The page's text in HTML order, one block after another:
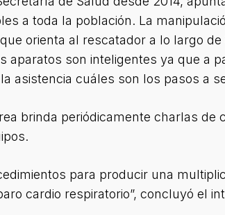
a toda la población. La
orienta al rescatador a lo largo
aparatos son inteligentes ya que a
asistencia cuáles son los pasos a
brinda periódicamente charlas
para producir una
cardio respiratorio”, concluyó el